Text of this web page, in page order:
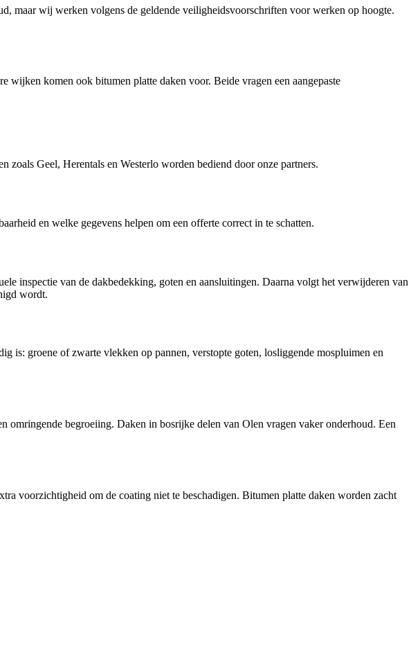
maar wij werken volgens de geldende veiligheidsvoorschriften voor werken op hoogte.
wijken komen ook bitumen platte daken voor. Beide vragen een aangepaste
Geel, Herentals en Westerlo worden bediend door onze partners.
en welke gegevens helpen om een offerte correct in te schatten.
inspectie van de dakbedekking, goten en aansluitingen. Daarna volgt het verwijderen van
wordt.
is: groene of zwarte vlekken op pannen, verstopte goten, losliggende mospluimen en
begroeiing. Daken in bosrijke delen van Olen vragen vaker onderhoud. Een
voorzichtigheid om de coating niet te beschadigen. Bitumen platte daken worden zacht